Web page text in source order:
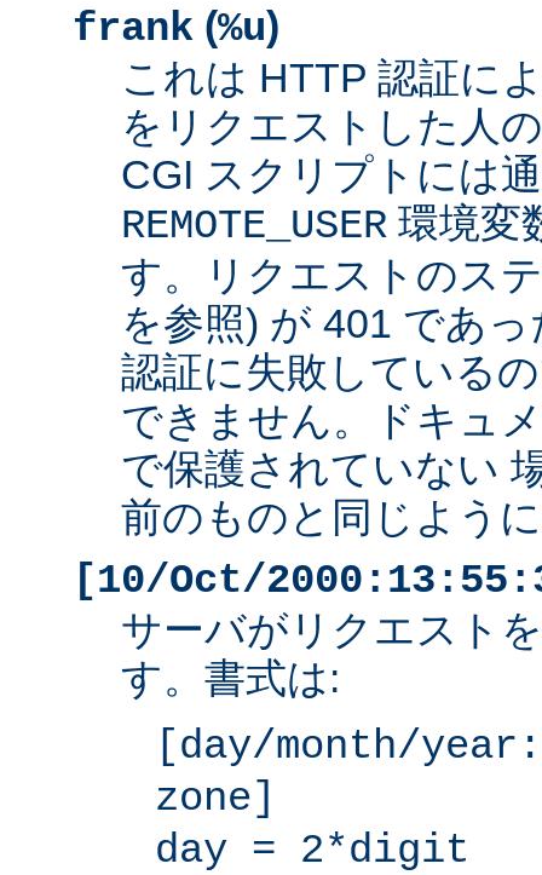
frank (%u)
これは HTTP 認証に
をリクエストした人
CGI スクリプトには
REMOTE_USER 環境変
す。リクエストのス
を参照) が 401 であ
認証に失敗している
できません。ドキュ
で保護されていない
前のものと同じよう
[10/Oct/
サーバがリクエスト
す。書式は:
[day/month/
zone]
day = 2*digit